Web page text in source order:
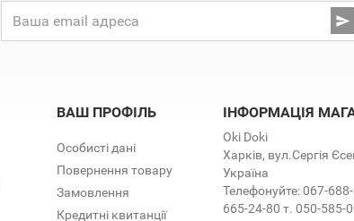

ВАШ ПРОФІЛЬ
Особисті дані
Повернення товару
Замовлення
Кредитні квитанції
ІНФОРМАЦІЯ
Oki Doki
Харків, вул.Сергія
Україна
Телефонуйте:067-
665-24-80 т. 050-585-